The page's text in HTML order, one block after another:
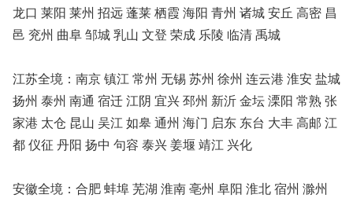
龙口 莱阳 莱州 招远 蓬莱 栖霞 海阳 青州 诸城 安丘 高密 昌
邑 兖州 曲阜 邹城 乳山 文登 荣成 乐陵 临清 禹城
江苏全境：南京 镇江 常州 无锡 苏州 徐州 连云港 淮安 盐城
扬州 泰州 南通 宿迁 江阴 宜兴 邳州 新沂 金坛 溧阳 常熟 张
家港 太仓 昆山 吴江 如皋 通州 海门 启东 东台 大丰 高邮 江
都 仪征 丹阳 扬中 句容 泰兴 姜堰 靖江 兴化
安徽全境：合肥 蚌埠 芜湖 淮南 亳州 阜阳 淮北 宿州 滁州